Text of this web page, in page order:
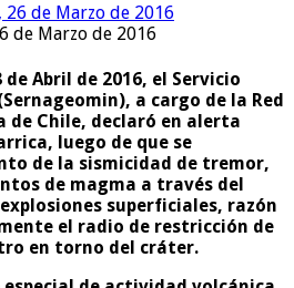
de Marzo de 2016
de Abril de 2016, el Servicio
a cargo de la Red
de Chile, declaró en alerta
luego de que se
de la sismicidad de tremor,
de magma a través del
superficiales, razón
el radio de restricción de
en torno del cráter.